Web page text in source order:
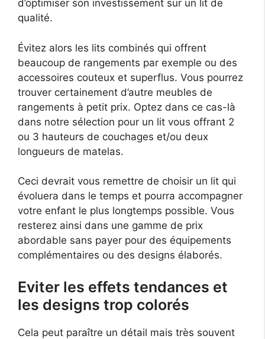
d’optimiser son investissement sur un lit de
qualité.
Évitez alors les lits combinés qui offrent
beaucoup de rangements par exemple ou des
accessoires couteux et superflus. Vous pourrez
trouver certainement d’autre meubles de
rangements à petit prix. Optez dans ce cas-là
dans notre sélection pour un lit vous offrant 2
ou 3 hauteurs de couchages et/ou deux
longueurs de matelas.
Ceci devrait vous remettre de choisir un lit qui
évoluera dans le temps et pourra accompagner
votre enfant le plus longtemps possible. Vous
resterez ainsi dans une gamme de prix
abordable sans payer pour des équipements
complémentaires ou des designs élaborés.
Eviter les effets tendances et
les designs trop colorés
Cela peut paraître un détail mais très souvent